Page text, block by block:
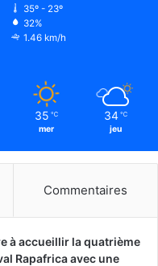
35º - 23º
32%
1.46 km/h
35 ℃
mer
34 ℃
jeu
Commentaires
à accueillir la quatrième
Rapafrica avec une